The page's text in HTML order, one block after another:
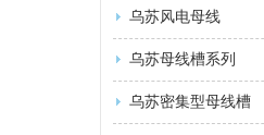
乌苏风电母线
乌苏母线槽系列
乌苏密集型母线槽